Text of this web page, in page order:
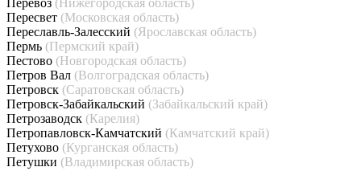
Перевоз (Нижегородская область)
Пересвет (Московская область)
Переславль-Залесский (Ярославская область)
Пермь (Пермский край)
Пестово (Новгородская область)
Петров Вал (Волгоградская область)
Петровск (Саратовская область)
Петровск-Забайкальский (Забайкальский край)
Петрозаводск (Карелия)
Петропавловск-Камчатский (Камчатский край)
Петухово (Курганская область)
Петушки (Владимирская область)